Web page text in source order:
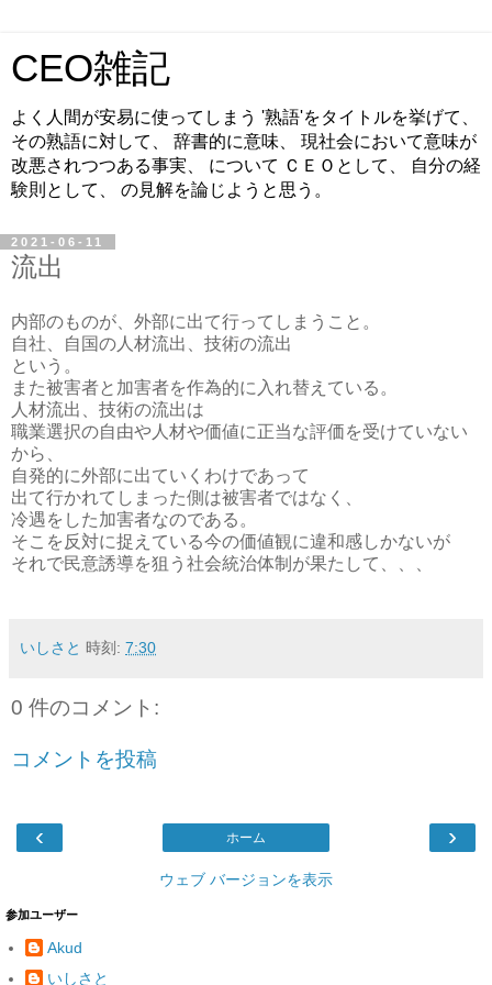
CEO雑記
よく人間が安易に使ってしまう '熟語'をタイトルを挙げて、
その熟語に対して、 辞書的に意味、 現社会において意味が
改悪されつつある事実、 について ＣＥＯとして、 自分の経
験則として、 の見解を論じようと思う。
2021-06-11
流出
内部のものが、外部に出て行ってしまうこと。
自社、自国の人材流出、技術の流出
という。
また被害者と加害者を作為的に入れ替えている。
人材流出、技術の流出は
職業選択の自由や人材や価値に正当な評価を受けていない
から、
自発的に外部に出ていくわけであって
出て行かれてしまった側は被害者ではなく、
冷遇をした加害者なのである。
そこを反対に捉えている今の価値観に違和感しかないが
それで民意誘導を狙う社会統治体制が果たして、、、
いしさと 時刻: 7:30
0 件のコメント:
コメントを投稿
‹ ›
ホーム
ウェブ バージョンを表示
参加ユーザー
Akud
いしさと